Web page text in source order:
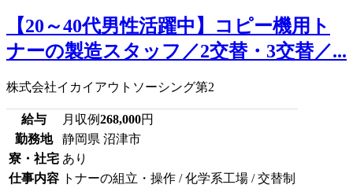
【20～40代男性活躍中】コピー機用ト
ナーの製造スタッフ／2交替・3交替／...
株式会社イカイアウトソーシング第2
給与 月収例268,000円
勤務地
静岡県 沼津市
寮・社宅 あり
仕事内容 トナーの組立・操作 / 化学系工場 / 交替制